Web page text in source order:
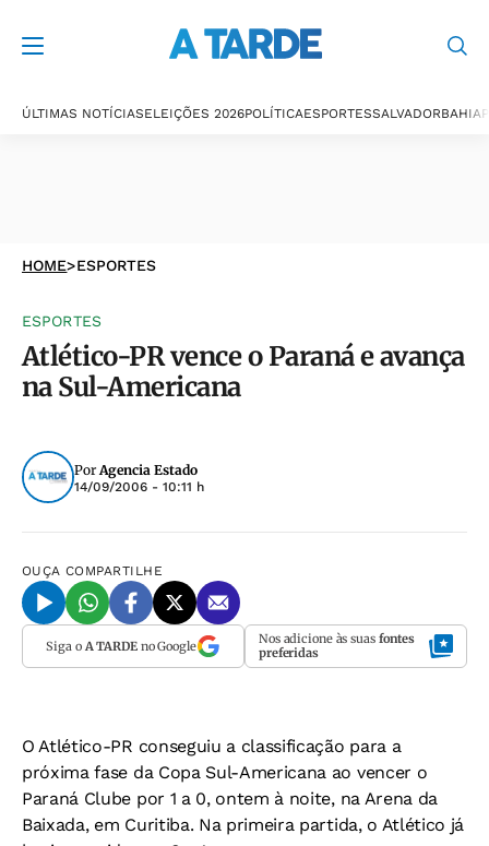
ÚLTIMAS NOTÍCIASELEIÇÕES 2026POLÍTICAESPORTESSALVADORBAHIA
HOME>ESPORTES
ESPORTES
Atlético-PR vence o Paraná e avança
na Sul-Americana
PorAgencia Estado
14/09/2006 - 10:11 h
OUÇA COMPARTILHE
Siga o A TARDEno Google Nos adicione às suas fontes
preferidas
O Atlético-PR conseguiu a classificação para a
próxima fase da Copa Sul-Americana ao vencer o
Paraná Clube por 1 a 0, ontem à noite, na Arena da
Baixada, em Curitiba. Na primeira partida, o Atlético já